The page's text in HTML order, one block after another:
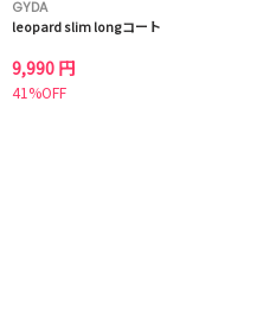
GYDA
leopard slim longコート
9,990 円
41%OFF